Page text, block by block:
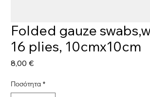
Folded gauze
16 plies, 10cmx10cm
8,00 €Τιμή
Ποσότητα *